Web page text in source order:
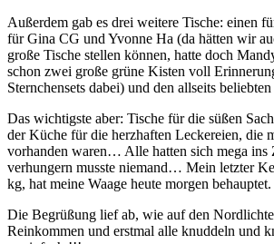
Außerdem gab es drei weitere Tische: einen
für Gina CG und Yvonne Ha (da hätten wir
große Tische stellen können, hatte doch
schon zwei große grüne Kisten voll
Sternchensets dabei) und den allseits
Das wichtigste aber: Tische für die süßen
der Küche für die herzhaften Leckereien, die
vorhanden waren… Alle hatten sich mega ins
verhungern musste niemand… Mein letzter
kg, hat meine Waage heute morgen behauptet.
Die Begrüßung lief ab, wie auf den
Reinkommen und erstmal alle knuddeln und